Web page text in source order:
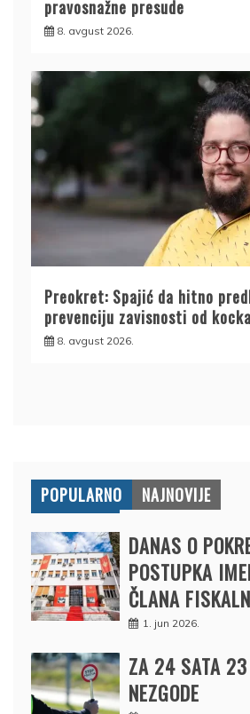
pravosnažne presude
8. avgust 2026.
Preokret: Spajić da hitno
prevenciju zavisnosti od
8. avgust 2026.
POPULARNO NAJNOVIJE
DANAS O
POSTUPKA
ČLANA
1. jun 2026.
ZA 24 SATA 23
NEZGODE